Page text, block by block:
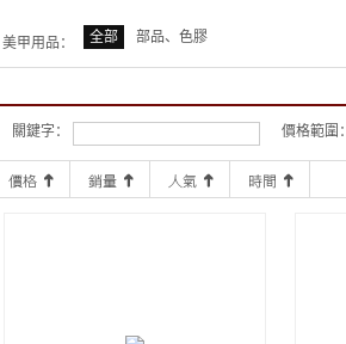
美甲用品： 全部 部品、色膠
關鍵字： 價格範圍：